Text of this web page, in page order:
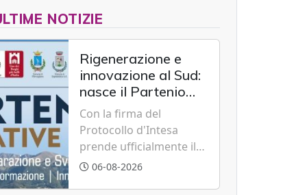
NOTIZIE
Rigenerazione e
innovazione al Sud:
nasce il Partenio
Creative Hub per il
rilancio del
territorio
Con la firma del
Protocollo d'Intesa
prende ufficialmente il
via il recupero dell'ex
06-08-2026